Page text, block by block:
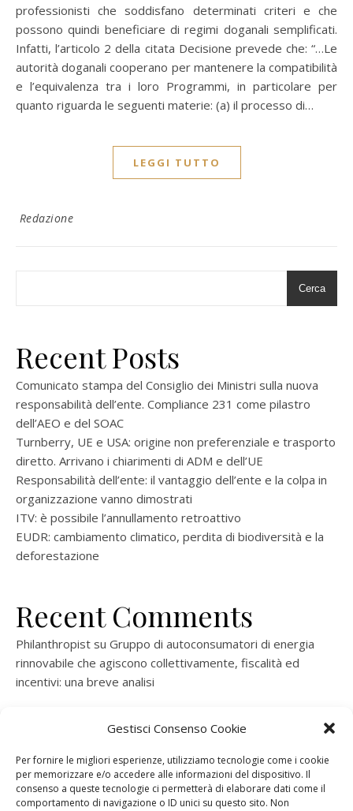
Gestisci Consenso Cookie
Per fornire le migliori esperienze, utilizziamo tecnologie come i cookie
per memorizzare e/o accedere alle informazioni del dispositivo. Il
consenso a queste tecnologie ci permetterà di elaborare dati come il
comportamento di navigazione o ID unici su questo sito. Non
professionisti che soddisfano determinati criteri e che
possono quindi beneficiare di regimi doganali semplificati.
Infatti, l’articolo 2 della citata Decisione prevede che: “…Le
autorità doganali cooperano per mantenere la compatibilità
e l’equivalenza tra i loro Programmi, in particolare per
quanto riguarda le seguenti materie: (a) il processo di…
LEGGI TUTTO
Redazione
Cerca
Recent Posts
Comunicato stampa del Consiglio dei Ministri sulla nuova
responsabilità dell’ente. Compliance 231 come pilastro
dell’AEO e del SOAC
Turnberry, UE e USA: origine non preferenziale e trasporto
diretto. Arrivano i chiarimenti di ADM e dell’UE
Responsabilità dell’ente: il vantaggio dell’ente e la colpa in
organizzazione vanno dimostrati
ITV: è possibile l’annullamento retroattivo
EUDR: cambiamento climatico, perdita di biodiversità e la
deforestazione
Recent Comments
Philanthropist su Gruppo di autoconsumatori di energia
rinnovabile che agiscono collettivamente, fiscalità ed
incentivi: una breve analisi
rinnovabile che agiscono collettivamente, fiscalità ed
ramatogelsuGruppo di autoconsumatori di energia
rinnovabile che agiscono collettivamente, fiscalità ed